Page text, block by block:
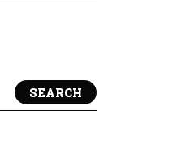
SEARCH